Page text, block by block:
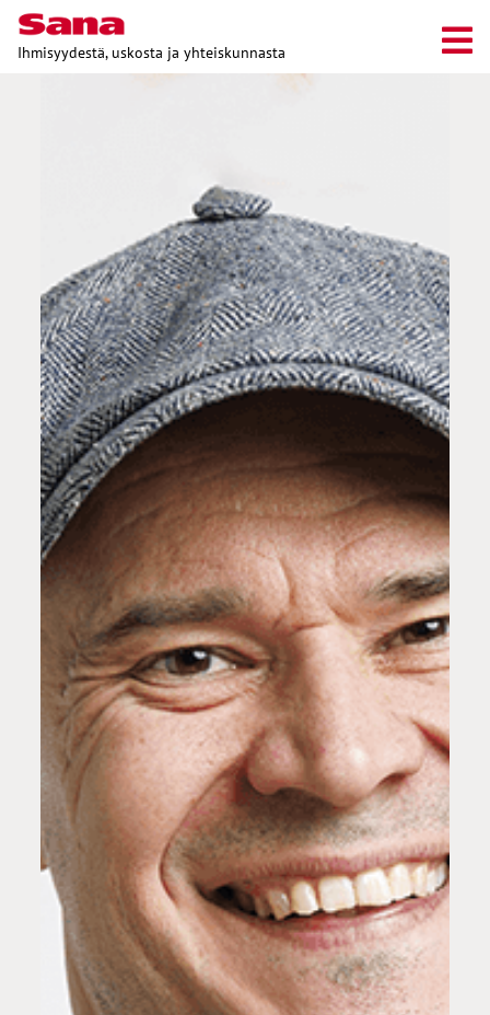
Ihmisyydestä, uskosta ja yhteiskunnasta